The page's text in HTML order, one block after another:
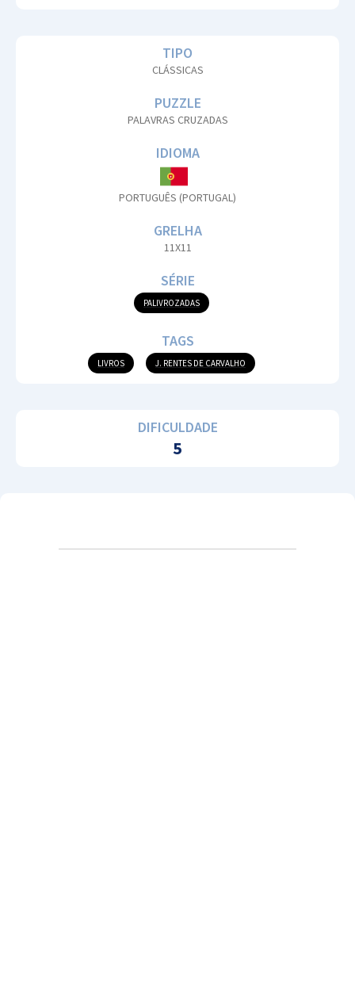
TIPO
CLÁSSICAS
PUZZLE
PALAVRAS CRUZADAS
IDIOMA
PORTUGUÊS (PORTUGAL)
GRELHA
11X11
SÉRIE
PALIVROZADAS
TAGS
LIVROS J. RENTES DE CARVALHO
DIFICULDADE
5